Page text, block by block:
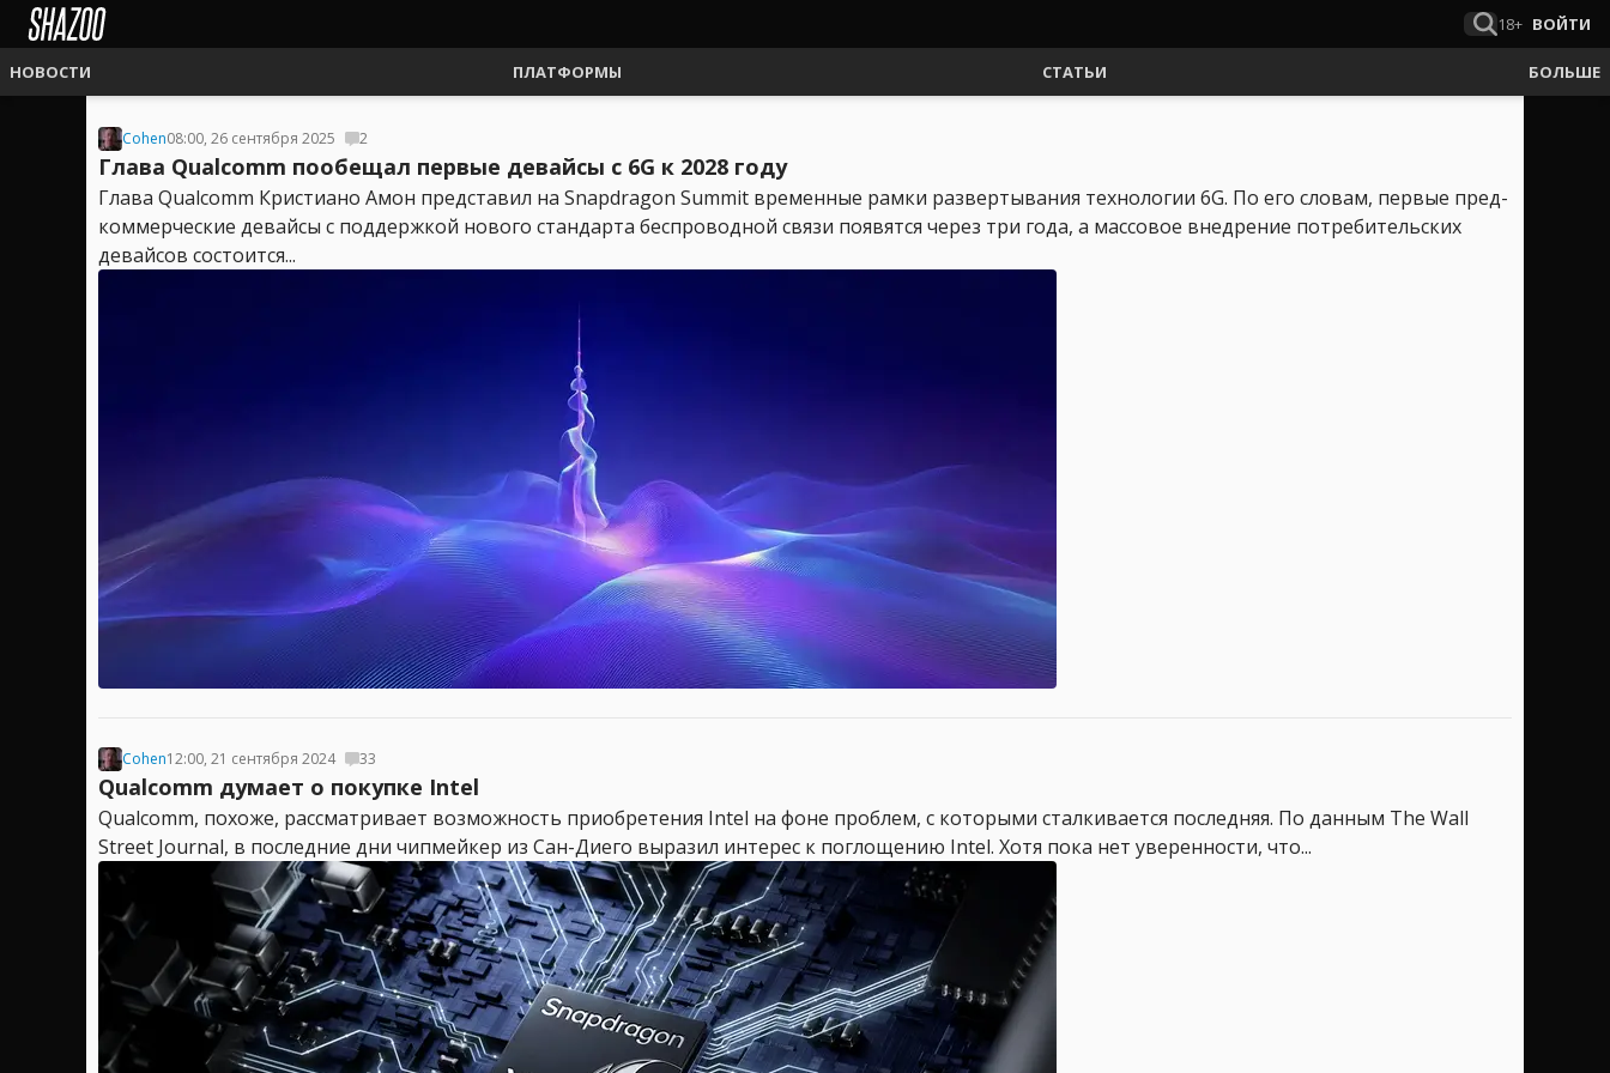
18+ ВОЙТИ
НОВОСТИ ПЛАТФОРМЫ СТАТЬИ БОЛЬШЕ
Cohen08:00, 26 сентября 2025 2
Глава Qualcomm пообещал первые девайсы с 6G к 2028 году
Глава Qualcomm Кристиано Амон представил на Snapdragon Summit временные рамки развертывания технологии 6G. По его словам, первые пред-
коммерческие девайсы с поддержкой нового стандарта беспроводной связи появятся через три года, а массовое внедрение потребительских
девайсов состоится...
Cohen12:00, 21 сентября 2024 33
Qualcomm думает о покупке Intel
Qualcomm, похоже, рассматривает возможность приобретения Intel на фоне проблем, с которыми сталкивается последняя. По данным The Wall
Street Journal, в последние дни чипмейкер из Сан-Диего выразил интерес к поглощению Intel. Хотя пока нет уверенности, что...